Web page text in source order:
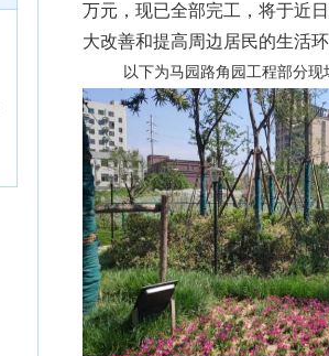
万元，现已全部完工，将于近
大改善和提高周边居民的生活
以下为马园路角园工程部分现